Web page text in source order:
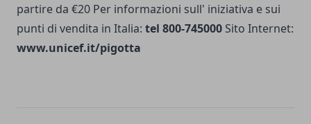
partire da €20 Per informazioni sull' iniziativa e sui
punti di vendita in Italia: tel 800-745000 Sito Internet:
www.unicef.it/pigotta